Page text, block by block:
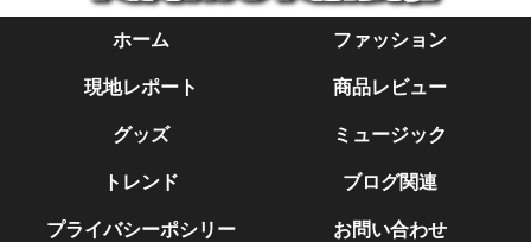
ホーム ファッション
現地レポート 商品レビュー
グッズ ミュージック
トレンド ブログ関連
プライバシーポシリー お問い合わせ